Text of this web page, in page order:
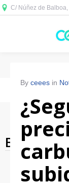
C/ Núñez de
Blog
By ceees in